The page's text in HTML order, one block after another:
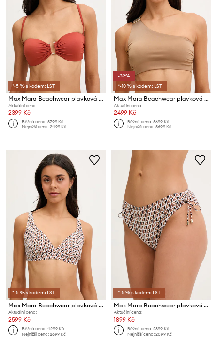
*-5 % s kódem: LST
Max Mara Beachwear plavková podprsenka dámská AMELIA
Aktuální cena:
2399 Kč
Běžná cena:3799 Kč
Nejnižší cena:2499 Kč
-32%
*-10 % s kódem: LST
Max Mara Beachwear plavková podprsenka dámská ALISIA
Aktuální cena:
2499 Kč
Běžná cena:3699 Kč
Nejnižší cena:3699 Kč
*-5 % s kódem: LST
Max Mara Beachwear plavková podprsenka dámská ARENA
Aktuální cena:
2599 Kč
Běžná cena:4299 Kč
Nejnižší cena:2699 Kč
*-5 % s kódem: LST
Max Mara Beachwear plavkové kalhotky dámské SIBILLA
Aktuální cena:
1899 Kč
Běžná cena:2899 Kč
Nejnižší cena:2099 Kč